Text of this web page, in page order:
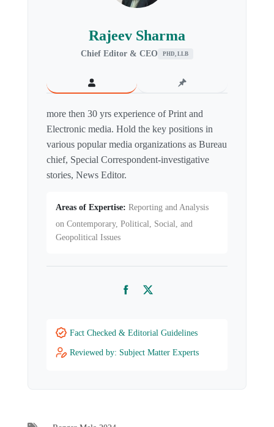
Rajeev Sharma
Chief Editor & CEO PHD, LLB
more then 30 yrs experience of Print and
Electronic media. Hold the key positions in
various popular media organizations as Bureau
chief, Special Correspondent-investigative
stories, News Editor.
Areas of Expertise: Reporting and Analysis
on Contemporary, Political, Social, and
Geopolitical Issues
FacebookTwitter
Fact Checked & Editorial Guidelines
Reviewed by: Subject Matter Experts